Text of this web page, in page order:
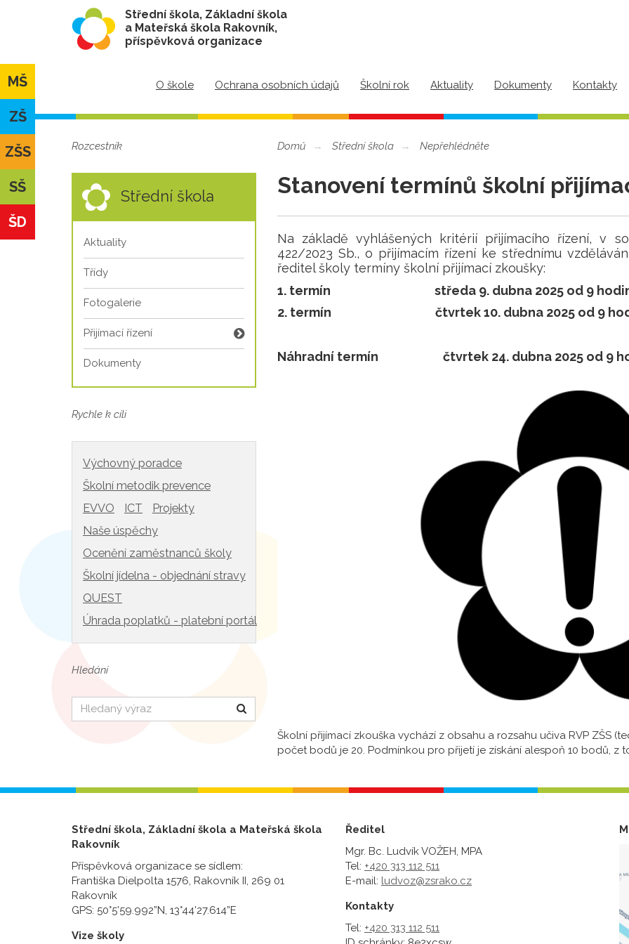
Střední škola, Základní škola
a Mateřská škola Rakovník,
příspěvková organizace
O škole Ochrana osobních údajů Školní rok Aktuality Dokumenty Kontakty
MŠ
ZŠ
ZŠS
SŠ
ŠD
Rozcestník
Střední škola
Aktuality
Třídy
Fotogalerie
Přijímací řízení
Dokumenty
Rychle k cíli
Výchovný poradce
Školní metodik prevence
EVVO
ICT
Projekty
Naše úspěchy
Ocenění zaměstnanců školy
Školní jídelna - objednání stravy
QUEST
Úhrada poplatků - platební portál
Hledání
Hledat
Domů Střední škola Nepřehlédněte
Stanovení termínů školní
Na základě vyhlášených kritérií přijímacího řízení, v
422/2023 Sb., o přijímacím řízení ke střednímu
ředitel školy termíny školní přijímací zkoušky:
1. termín
středa 9. dubna 2025 od 9
2. termín
čtvrtek 10. dubna 2025 od 9
Náhradní termín čtvrtek 24. dubna 2025 od 9
Školní přijímací zkouška vychází z obsahu a rozsahu učiva RVP ZŠS
počet bodů je 20. Podmínkou pro přijetí je získání alespoň 10 bodů, z
Střední škola, Základní škola a Mateřská škola
Rakovník
Příspěvková organizace se sídlem:
Františka Dielpolta 1576, Rakovník II, 269 01
Rakovník
GPS: 50°5’59.992”N, 13°44’27.614”E
Vize školy
Ředitel
Mgr. Bc. Ludvík VOŽEH, MPA
Tel: +420 313 112 511
E-mail: ludvoz@zsrako.cz
Kontakty
Tel: +420 313 112 511